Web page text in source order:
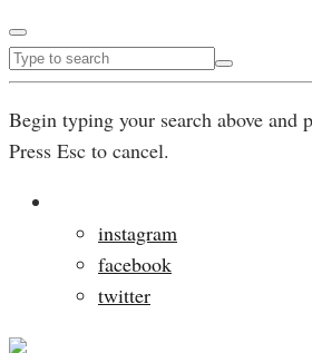
Begin typing your search above and
Press Esc to cancel.
instagram
facebook
twitter